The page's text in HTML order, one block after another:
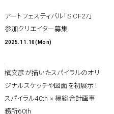
Spiral Garden 福岡ワンビル
Others
アートフェスティバル「SICF27」
参加クリエイター募集
2025.11.10(Mon)
槇⽂彦が描いたスパイラルのオリ
ジナルスケッチや図⾯を初展⽰！
スパイラル40th × 槇総合計画事
務所60th